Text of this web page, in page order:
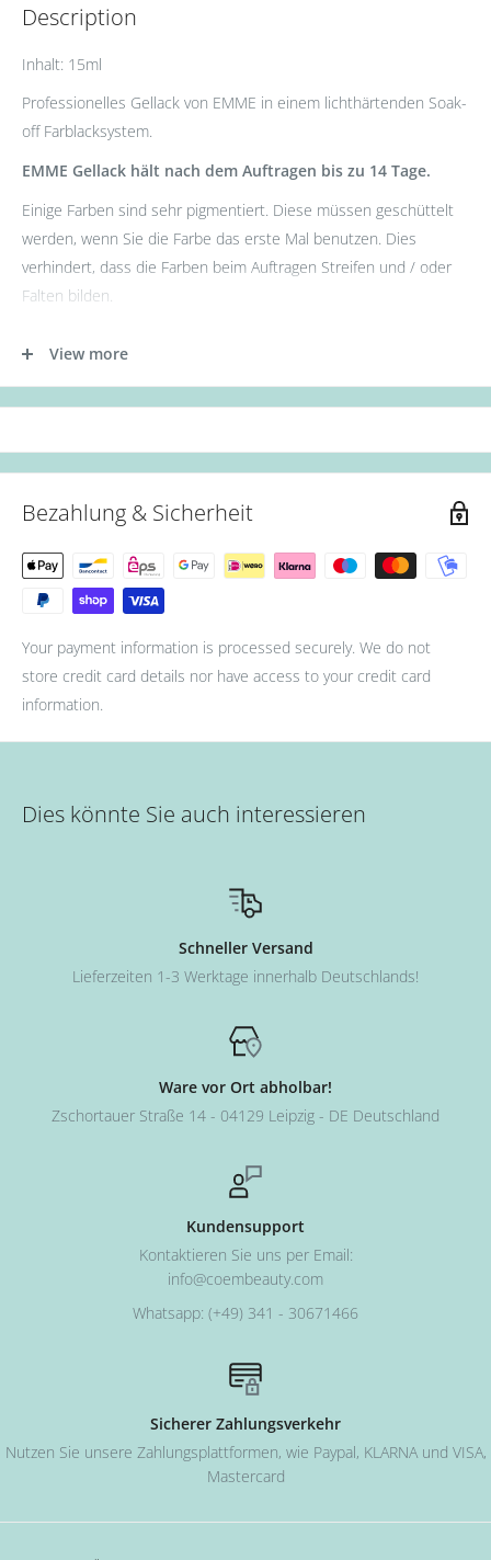
Description
Inhalt: 15ml
Professionelles Gellack von EMME in einem lichthärtenden Soak-
off Farblacksystem.
EMME Gellack hält nach dem Auftragen bis zu 14 Tage.
Einige Farben sind sehr pigmentiert. Diese müssen geschüttelt
werden, wenn Sie die Farbe das erste Mal benutzen. Dies
verhindert, dass die Farben beim Auftragen Streifen und / oder
Falten bilden.
36W UV Lampe für 60s oder 12W LED Lampe für 30s.)
(Aushärtung: 36W UV Lampe für 90s oder 12W LED Lampe für
Lampe für 90s oder 12W LED Lampe für 60s.)
View more
Bezahlung & Sicherheit
Your payment information is processed securely. We do not
store credit card details nor have access to your credit card
information.
Dies könnte Sie auch interessieren
Schneller Versand
Lieferzeiten 1-3 Werktage innerhalb Deutschlands!
Ware vor Ort abholbar!
Zschortauer Straße 14 - 04129 Leipzig - DE Deutschland
Kundensupport
Kontaktieren Sie uns per Email:
info@coembeauty.com
Whatsapp: (+49) 341 - 30671466
Sicherer Zahlungsverkehr
Nutzen Sie unsere Zahlungsplattformen, wie Paypal, KLARNA und VISA,
Mastercard